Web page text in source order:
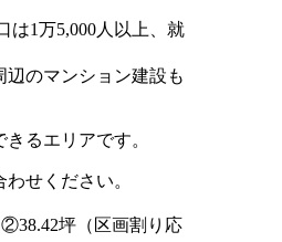
は1万5,000人以上、就
のマンション建設も
るエリアです。
せください。
坪（区画割り応